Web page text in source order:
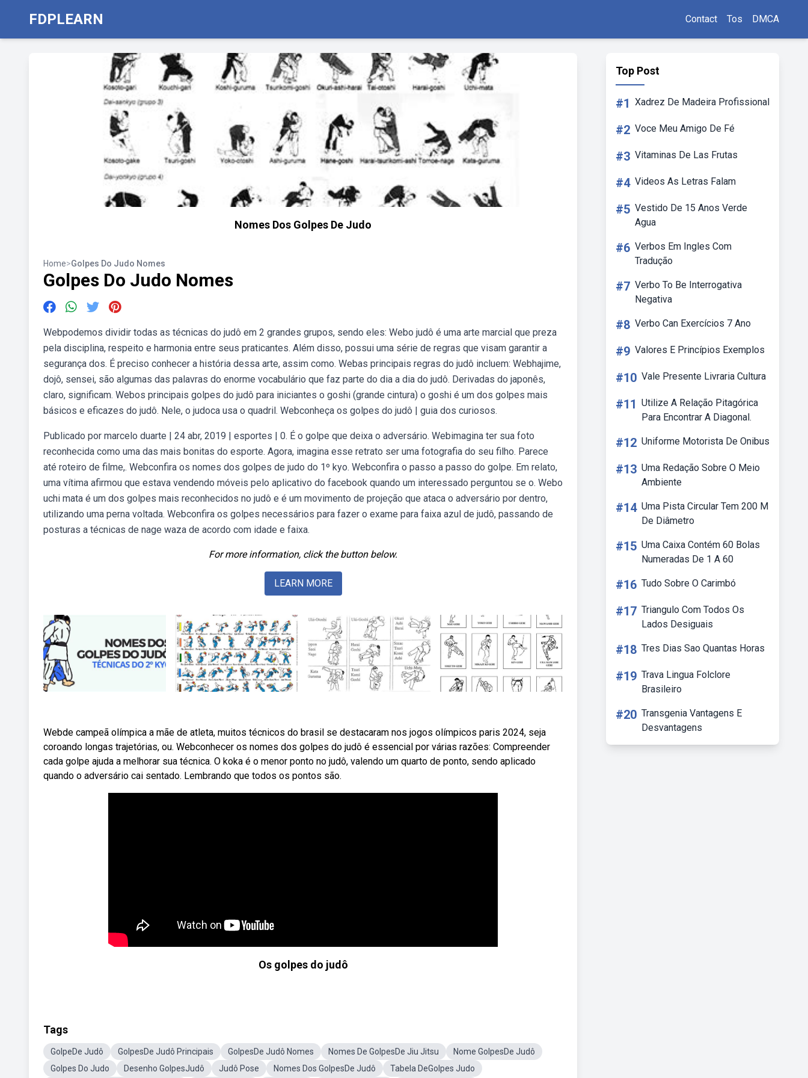
FDPLEARN Contact Tos DMCA
Nomes Dos Golpes De Judo
Home>Golpes Do Judo Nomes
Golpes Do Judo Nomes
Webpodemos dividir todas as técnicas do judô em 2 grandes grupos, sendo eles: Webo judô é uma arte marcial que preza
pela disciplina, respeito e harmonia entre seus praticantes. Além disso, possui uma série de regras que visam garantir a
segurança dos. É preciso conhecer a história dessa arte, assim como. Webas principais regras do judô incluem: Webhajime,
dojô, sensei, são algumas das palavras do enorme vocabulário que faz parte do dia a dia do judô. Derivadas do japonês,
claro, significam. Webos principais golpes do judô para iniciantes o goshi (grande cintura) o goshi é um dos golpes mais
básicos e eficazes do judô. Nele, o judoca usa o quadril. Webconheça os golpes do judô | guia dos curiosos.
Publicado por marcelo duarte | 24 abr, 2019 | esportes | 0. É o golpe que deixa o adversário. Webimagina ter sua foto
reconhecida como uma das mais bonitas do esporte. Agora, imagina esse retrato ser uma fotografia do seu filho. Parece
até roteiro de filme,. Webconfira os nomes dos golpes de judo do 1º kyo. Webconfira o passo a passo do golpe. Em relato,
uma vítima afirmou que estava vendendo móveis pelo aplicativo do facebook quando um interessado perguntou se o. Webo
uchi mata é um dos golpes mais reconhecidos no judô e é um movimento de projeção que ataca o adversário por dentro,
utilizando uma perna voltada. Webconfira os golpes necessários para fazer o exame para faixa azul de judô, passando de
posturas a técnicas de nage waza de acordo com idade e faixa.
For more information, click the button below.
LEARN MORE
Webde campeã olímpica a mãe de atleta, muitos técnicos do brasil se destacaram nos jogos olímpicos paris 2024, seja
coroando longas trajetórias, ou. Webconhecer os nomes dos golpes do judô é essencial por várias razões: Compreender
cada golpe ajuda a melhorar sua técnica. O koka é o menor ponto no judô, valendo um quarto de ponto, sendo aplicado
quando o adversário cai sentado. Lembrando que todos os pontos são.
Os golpes do judô
Tags
GolpeDe Judô GolpesDe Judô Principais GolpesDe Judô Nomes Nomes De GolpesDe Jiu Jitsu
Nome GolpesDe Judô
Golpes Do Judo
Desenho GolpesJudô Judô Pose Nomes Dos GolpesDe Judô
Tabela DeGolpes Judo
Top Post
#1 Xadrez De Madeira Profissional
#2 Voce Meu Amigo De Fé
#3 Vitaminas De Las Frutas
#4 Videos As Letras Falam
#5 Vestido De 15 Anos Verde
Agua
#6 Verbos Em Ingles Com
Tradução
#7 Verbo To Be Interrogativa
Negativa
#8 Verbo Can Exercícios 7 Ano
#9 Valores E Princípios Exemplos
#10 Vale Presente Livraria Cultura
#11 Utilize A Relação Pitagórica
Para Encontrar A Diagonal.
#12 Uniforme Motorista De Onibus
#13 Uma Redação Sobre O Meio
Ambiente
#14 Uma Pista Circular Tem 200 M
De Diâmetro
#15 Uma Caixa Contém 60 Bolas
Numeradas De 1 A 60
#16 Tudo Sobre O Carimbó
#17 Triangulo Com Todos Os
Lados Desiguais
#18 Tres Dias Sao Quantas Horas
#19 Trava Lingua Folclore
Brasileiro
#20 Transgenia Vantagens E
Desvantagens